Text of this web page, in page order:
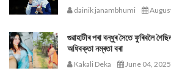
dainik janambhumi
গুৱাহাটীৰ পৰা বন্ধুৰ সৈতে ফুৰিবলৈ
অধিবক্তা নম্ৰতা বৰা
Kakali Deka June 04, 2025